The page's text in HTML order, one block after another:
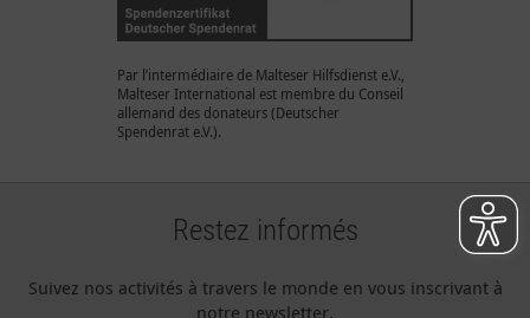
Par l’intermédiaire de Malteser Hilfsdienst e.V.,
Malteser International est membre du Conseil
allemand des donateurs (Deutscher
Spendenrat e.V.).
Restez informés
Suivez nos activités à travers le monde en vous inscrivant à
notre newsletter.